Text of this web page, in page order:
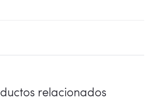
relacionados